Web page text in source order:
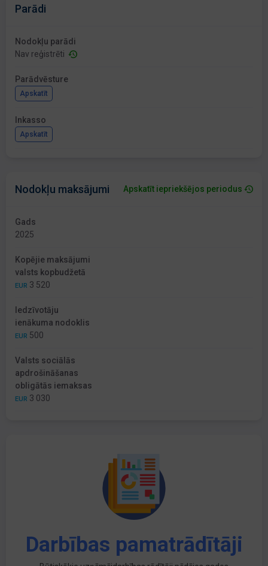
Parādi
Nodokļu parādi
Nav reģistrēti
Parādvēsture
Apskatīt
Inkasso
Apskatīt
Nodokļu maksājumi Apskatīt iepriekšējos periodus
Gads
2025
Kopējie maksājumi
valsts kopbudžetā
EUR 3 520
Iedzīvotāju
ienākuma nodoklis
EUR 500
Valsts sociālās
apdrošināšanas
obligātās iemaksas
EUR 3 030
Darbības pamatrādītāji